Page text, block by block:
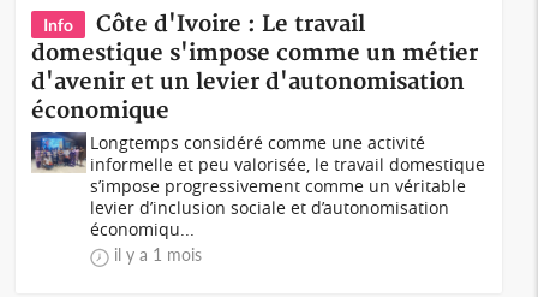
Info
Côte d'Ivoire : Le travail
domestique s'impose comme un métier
d'avenir et un levier d'autonomisation
économique
Longtemps considéré comme une activité
informelle et peu valorisée, le travail domestique
s’impose progressivement comme un véritable
levier d’inclusion sociale et d’autonomisation
économiqu...
il y a 1 mois